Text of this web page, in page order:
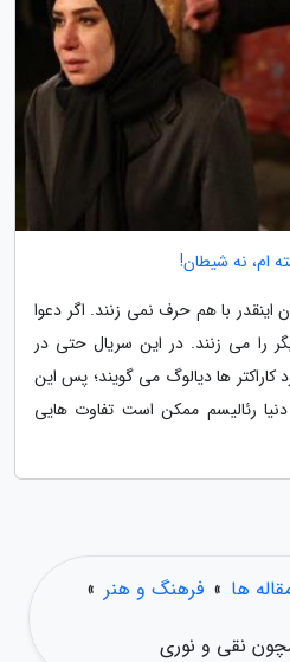
ام، نه شیطان!
اینقدر با هم حرف نمی زنند. اگر دعوا
را می زنند. در این سریال حتی در
ها دیالوگ می گویند؛ پس این
رئالیسم ممکن است تفاوت هایی
ها » فرهنگ و هنر »
نقی و نوری